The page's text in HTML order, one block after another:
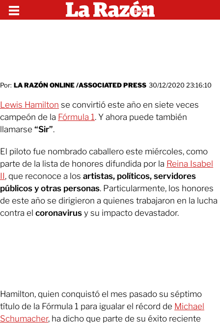
Por: LA RAZÓN ONLINE /ASSOCIATED PRESS 30/12/2020 23:16:10
Lewis Hamilton se convirtió este año en siete veces
campeón de la Fórmula 1. Y ahora puede también
llamarse “Sir”.
El piloto fue nombrado caballero este miércoles, como
parte de la lista de honores difundida por la Reina Isabel
II, que reconoce a los artistas, políticos, servidores
públicos y otras personas. Particularmente, los honores
de este año se dirigieron a quienes trabajaron en la lucha
contra el coronavirus y su impacto devastador.
Hamilton, quien conquistó el mes pasado su séptimo
título de la Fórmula 1 para igualar el récord de Michael
Schumacher, ha dicho que parte de su éxito reciente